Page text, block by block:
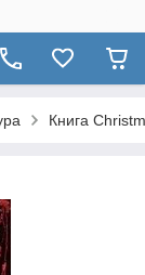
Книга